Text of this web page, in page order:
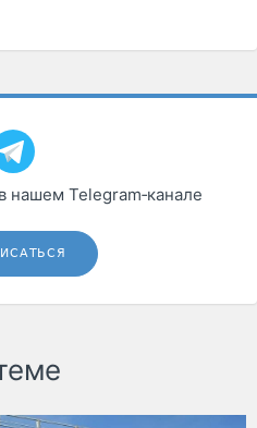
нашем Telegram‑канале